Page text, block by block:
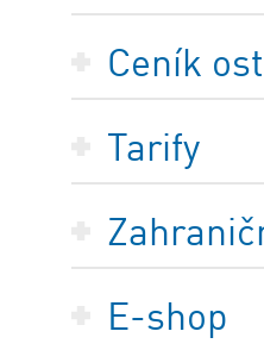
Ceník
Tarify
E-shop